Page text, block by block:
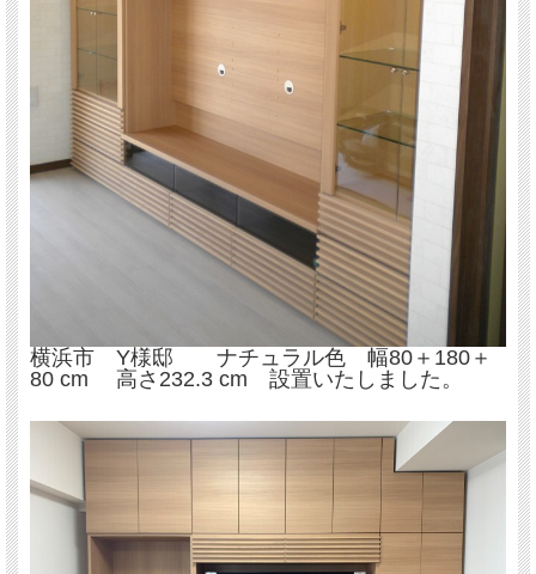
横浜市 Y様邸 ナチュラル色 幅80＋180＋
80 cm 高さ232.3 cm 設置いたしました。